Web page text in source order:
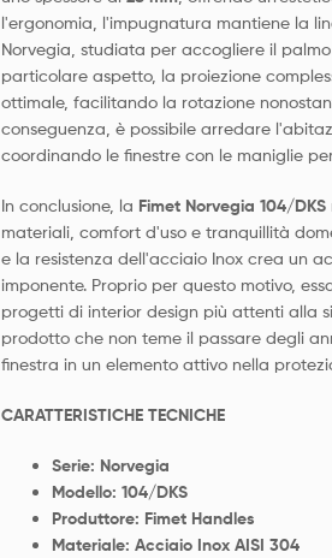
l'ergonomia, l'impugnatura mantiene la
Norvegia, studiata per accogliere il
particolare aspetto, la proiezione
ottimale, facilitando la rotazione
conseguenza, è possibile arredare
coordinando le finestre con le maniglie
In conclusione, la Fimet Norvegia 104/DKS
materiali, comfort d'uso e tranquillità
e la resistenza dell'acciaio Inox crea un
imponente. Proprio per questo motivo,
progetti di interior design più attenti alla
prodotto che non teme il passare degli
finestra in un elemento attivo nella
CARATTERISTICHE TECNICHE
Serie: Norvegia
Modello: 104/DKS
Produttore: Fimet Handles
Materiale: Acciaio Inox AISI 304